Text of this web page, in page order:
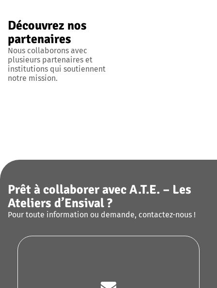
Découvrez nos
partenaires
Nous collaborons avec
plusieurs partenaires et
institutions qui soutiennent
notre mission.
Prêt à collaborer avec A.T.E. – Les
Ateliers d’Ensival ?
Pour toute information ou demande, contactez-nous !
Décrivez-nous votre besoin, nous vous